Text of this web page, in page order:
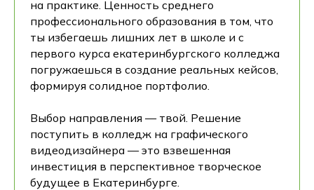
на практике. Ценность среднего
профессионального образования в том, что
ты избегаешь лишних лет в школе и с
первого курса екатеринбургского колледжа
погружаешься в создание реальных кейсов,
формируя солидное портфолио.
Выбор направления — твой. Решение
поступить в колледж на графического
видеодизайнера — это взвешенная
инвестиция в перспективное творческое
будущее в Екатеринбурге.